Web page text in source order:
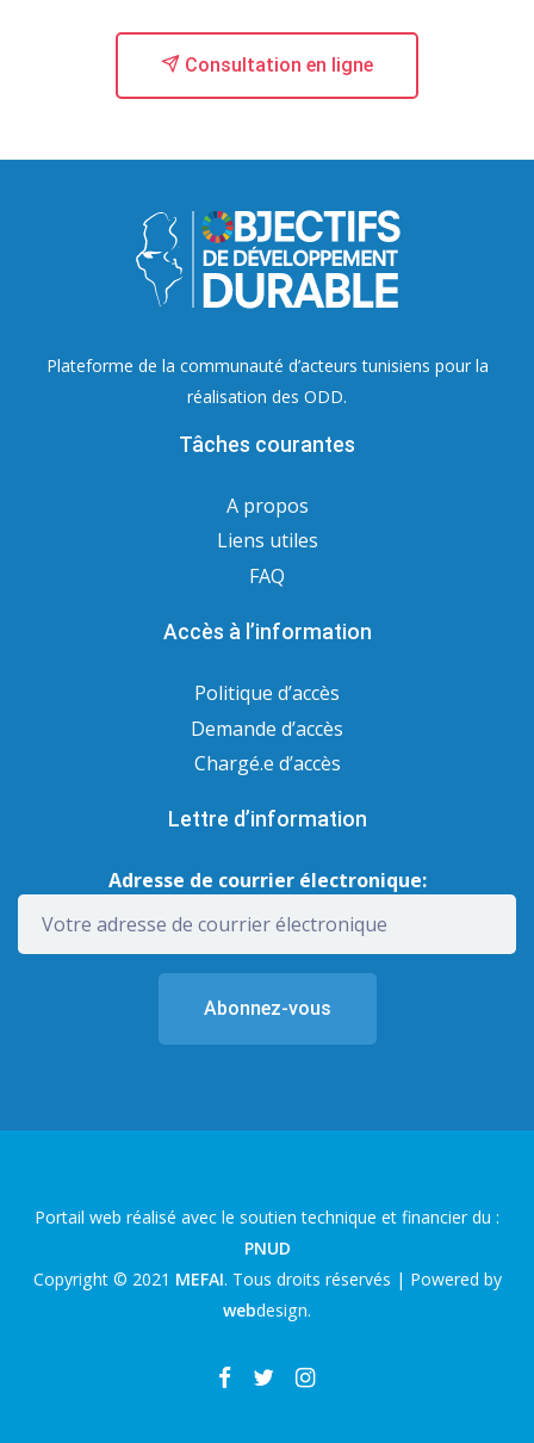
Consultation en ligne
Plateforme de la communauté d’acteurs tunisiens pour la
réalisation des ODD.
Tâches courantes
A propos
Liens utiles
FAQ
Accès à l’information
Politique d’accès
Demande d’accès
Chargé.e d’accès
Lettre d’information
Adresse de courrier électronique:
Portail web réalisé avec le soutien technique et financier du :
PNUD
Copyright © 2021 MEFAI. Tous droits réservés | Powered by
webdesign.